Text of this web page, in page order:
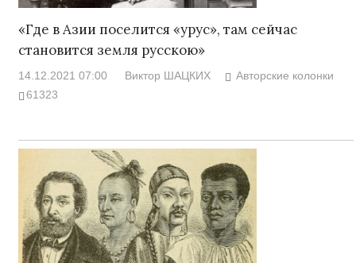
«Где в Азии поселится «урус», там сейчас
становится земля русскою»
14.12.2021 07:00 Виктор ШАЦКИХ
Авторские колонки
61323